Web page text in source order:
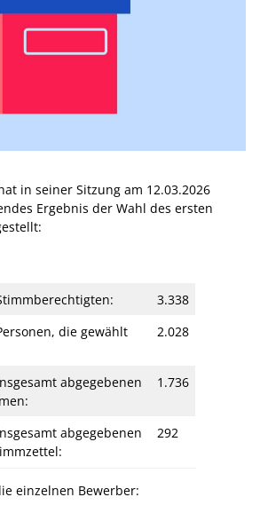
in seiner Sitzung am 12.03.2026
Ergebnis der Wahl des ersten
3.338
die gewählt
2.028
abgegebenen
1.736
abgegebenen
292
einzelnen Bewerber: